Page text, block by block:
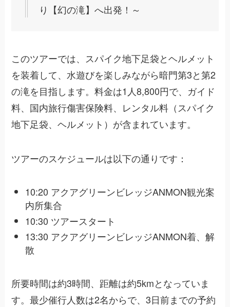
り【幻の滝】へ出発！～
このツアーでは、スパイク地下足袋とヘルメット
を装着して、水遊びを楽しみながら暗門第3と第2
の滝を目指します。料金は1人8,800円で、ガイド
料、国内旅行傷害保険料、レンタル料（スパイク
地下足袋、ヘルメット）が含まれています。
ツアーのスケジュールは以下の通りです：
10:20 アクアグリーンビレッジANMON観光案
内所集合
10:30 ツアースタート
13:30 アクアグリーンビレッジANMON着、解
散
所要時間は約3時間、距離は約5kmとなっていま
す。最少催行人数は2名からで、3日前までの予約